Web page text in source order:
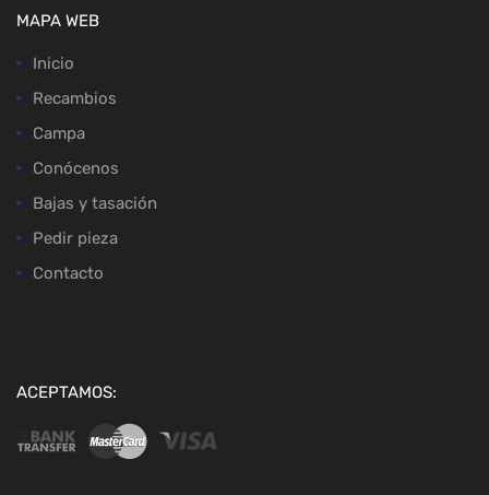
MAPA WEB
Inicio
Recambios
Campa
Conócenos
Bajas y tasación
Pedir pieza
Contacto
ACEPTAMOS: